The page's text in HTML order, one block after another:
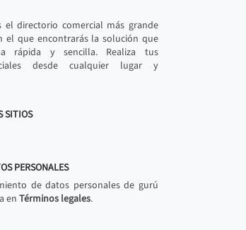
el directorio comercial más grande
el que encontrarás la solución que
rápida y sencilla. Realiza tus
desde cualquier lugar y
SITIOS
PERSONALES
de datos personales de gurú
en Términos legales.